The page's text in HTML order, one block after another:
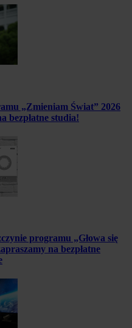
„Zmieniam Świat” 2026
bezpłatne studia!
programu „Głowa się
na bezpłatne